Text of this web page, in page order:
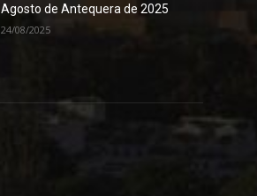
Agosto de Antequera de 2025
24/08/2025